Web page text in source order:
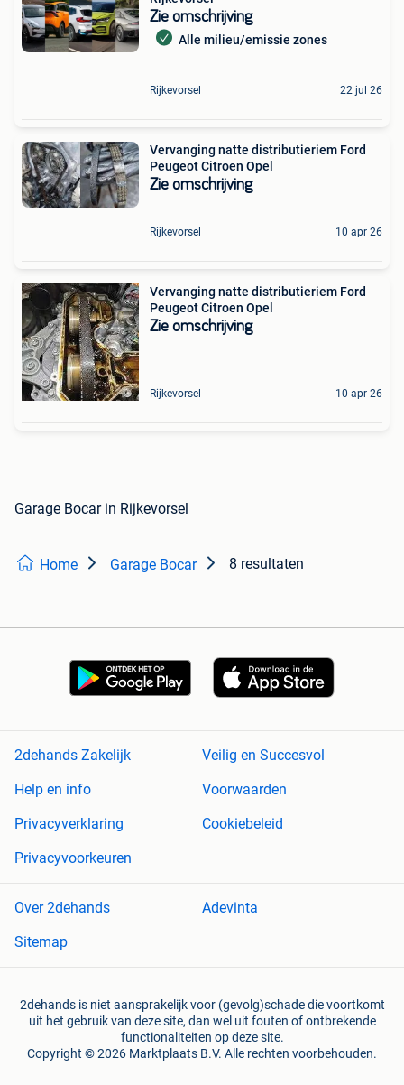
Zie omschrijving
Alle milieu/emissie zones
Rijkevorsel 22 jul 26
Vervanging natte distributieriem Ford
Peugeot Citroen Opel
Zie omschrijving
Rijkevorsel 10 apr 26
Vervanging natte distributieriem Ford
Peugeot Citroen Opel
Zie omschrijving
Rijkevorsel 10 apr 26
Garage Bocar in Rijkevorsel
Home Garage Bocar 8 resultaten
2dehands Zakelijk
Veilig en Succesvol
Help en info
Voorwaarden
Privacyverklaring
Cookiebeleid
Privacyvoorkeuren
Over 2dehands
Adevinta
Sitemap
2dehands is niet aansprakelijk voor (gevolg)schade die voortkomt
uit het gebruik van deze site, dan wel uit fouten of ontbrekende
functionaliteiten op deze site.
Copyright © 2026 Marktplaats B.V. Alle rechten voorbehouden.